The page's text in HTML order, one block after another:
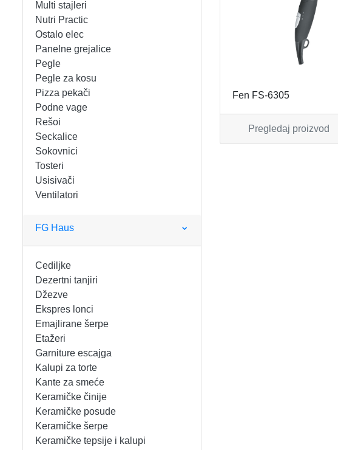
FENOVI ZA KOSU
FIGARO
FRITEZE
GREJALICE
INDUKCIONE PLOČE
KUHINJSKE VAGE
KUVALA
MAŠINE ZA MLEVENJE MESA
MIKROTALASNE
MIKSERI
MULTI STAJLERI
NUTRI PRACTIC
OSTALO ELEC
PANELNE GREJALICE
KANTE ZA SMEĆE
KERAMIČKE ČINIJE
KERAMIČKE POSUDE
KERAMIČKE ŠERPE
KERAMIČKE TEPSIJE I KALUPI
KORPE ZA HLEB
KUHINJSKA POMAGALA
KUHINJSKE POSUDE
MOPOVI
NOŽEVI
OSTALO
POJEDINAČNI ESCAJG
POSLUŽAVNICI
RENDE
Multi stajleri
Nutri Practic
Ostalo elec
Panelne grejalice
Pegle
Pegle za kosu
Pizza pekači
Podne vage
Rešoi
Seckalice
Sokovnici
Tosteri
Usisivači
Ventilatori
FG Haus
Cediljke
Dezertni tanjiri
Džezve
Ekspres lonci
Emajlirane šerpe
Etažeri
Garniture escajga
Kalupi za torte
Kante za smeće
Keramičke činije
Keramičke posude
Keramičke šerpe
Keramičke tepsije i kalupi
Fen FS-6305
Pregledaj proizvod